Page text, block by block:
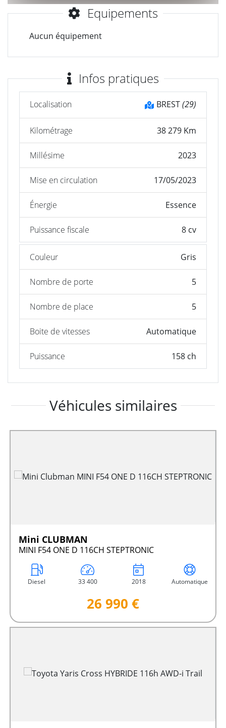
Equipements
Aucun équipement
Infos pratiques
Localisation BREST(29)
Kilométrage 38 279 Km
Millésime 2023
Mise en circulation 17/05/2023
Énergie Essence
Puissance fiscale 8 cv
Couleur Gris
Nombre de porte 5
Nombre de place 5
Boite de vitesses Automatique
Puissance 158 ch
Véhicules similaires
Mini CLUBMAN
MINI F54 ONE D 116CH STEPTRONIC
Diesel 33 400 2018 Automatique
26 990 €